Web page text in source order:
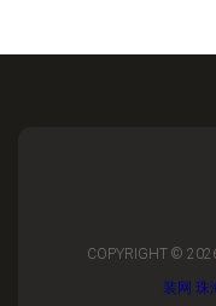
COPYRIGHT ©
装网 珠